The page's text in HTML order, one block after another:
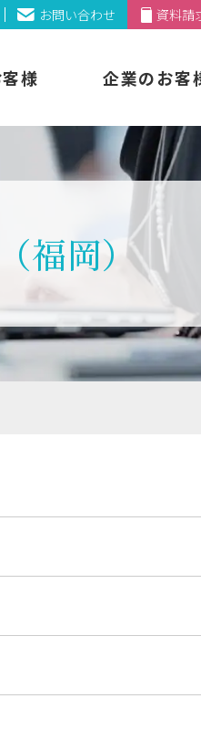
お問い合わせ 資料請
様 企業のお客
福岡）